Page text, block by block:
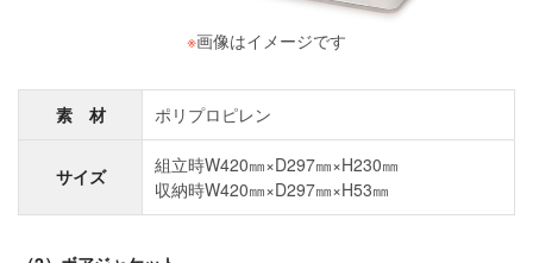
※画像はイメージです
素 材 ポリプロピレン
サイズ
組立時W420㎜×D297㎜×H230㎜
収納時W420㎜×D297㎜×H53㎜